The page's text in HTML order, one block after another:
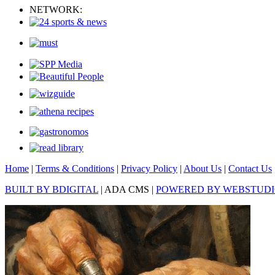
NETWORK:
Home | Terms & Conditions | Privacy Policy | About Us | Contact Us
BUILT BY BDIGITAL | ADA CMS | POWERED BY